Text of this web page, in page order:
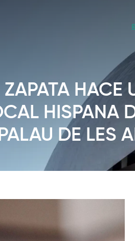
HACE
HISPANA
DE LES